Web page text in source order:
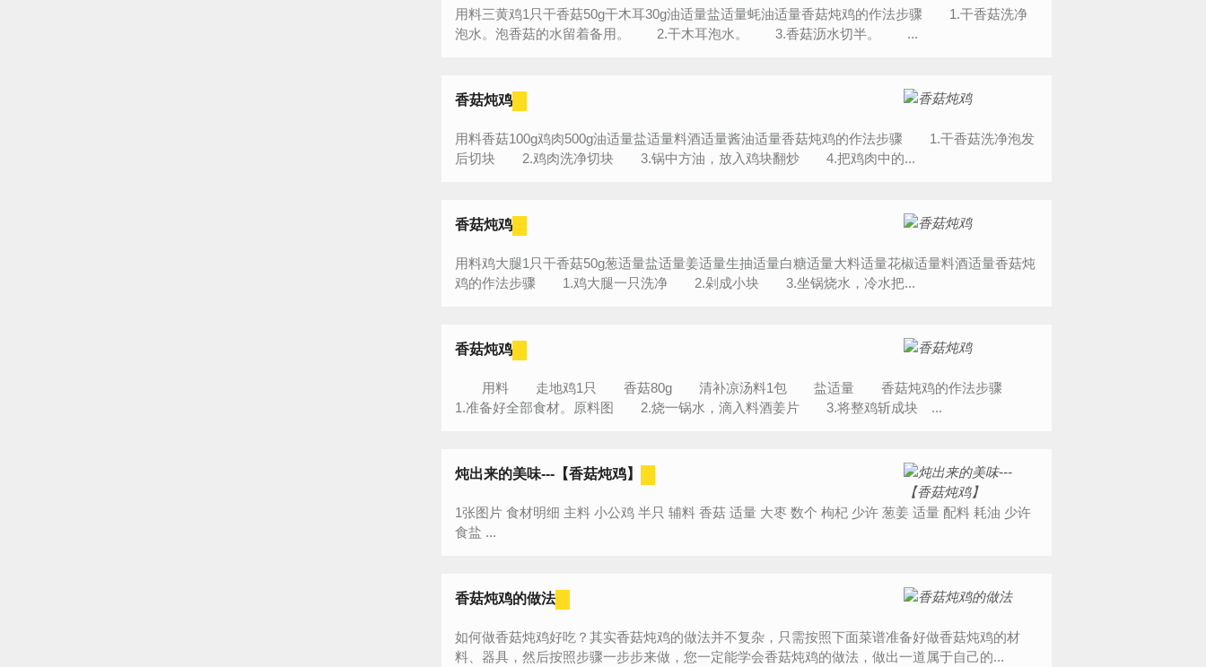
用料三黄鸡1只干香菇50g干木耳30g油适量盐适量蚝油适量香菇炖鸡的作法步骤 1.干香菇洗净
泡水。泡香菇的水留着备用。 2.干木耳泡水。 3.香菇沥水切半。 ...
香菇炖鸡
用料香菇100g鸡肉500g油适量盐适量料酒适量酱油适量香菇炖鸡的作法步骤 1.干香菇洗净泡发
后切块 2.鸡肉洗净切块 3.锅中方油，放入鸡块翻炒 4.把鸡肉中的...
香菇炖鸡
用料鸡大腿1只干香菇50g葱适量盐适量姜适量生抽适量白糖适量大料适量花椒适量料酒适量香菇炖
鸡的作法步骤 1.鸡大腿一只洗净 2.剁成小块 3.坐锅烧水，冷水把...
香菇炖鸡
用料 走地鸡1只 香菇80g 清补凉汤料1包 盐适量 香菇炖鸡的作法步骤
1.准备好全部食材。原料图 2.烧一锅水，滴入料酒姜片 3.将整鸡斩成块 ...
炖出来的美味---【香菇炖鸡】
1张图片 食材明细 主料 小公鸡 半只 辅料 香菇 适量 大枣 数个 枸杞 少许 葱姜 适量 配料 耗油 少许
食盐 ...
香菇炖鸡的做法
如何做香菇炖鸡好吃？其实香菇炖鸡的做法并不复杂，只需按照下面菜谱准备好做香菇炖鸡的材
料、器具，然后按照步骤一步步来做，您一定能学会香菇炖鸡的做法，做出一道属于自己的...